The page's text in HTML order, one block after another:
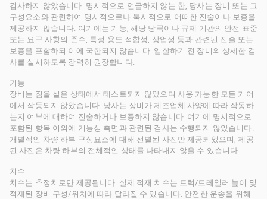
검사하지 않았습니다. 명시적으로 언급하지 않는 한, 당사는 장비 또는 그
구성요소와 관련하여 명시적으로나 묵시적으로 어떠한 진술이나 보증을
제공하지 않습니다. 여기에는 기능, 해당 당국이나 규제 기관의 안전 표준
또는 요구 사항의 준수, 특정 용도 적합성, 상업성 등과 관련된 진술 또는
보증을 포함하되 이에 국한되지 않습니다. 입찰하기 전 장비의 상세한 검
사를 실시하도록 강력히 권장합니다.
기능
장비는 짐을 실은 상태에서 테스트되지 않았으며 사용 가능한 모든 기어
에서 작동되지 않았습니다. 당사는 장비가 제조업체 사양에 따라 작동하
는지 여부에 대하여 진술하거나 보증하지 않습니다. 여기에 명시적으로
포함된 항목 이외에 기능성 측면과 관련된 검사는 수행되지 않았습니다.
개별적인 차량 하부 구성요소에 대해 선별된 사진만 제공되었으며, 제공
된 사진은 차량 하부의 전체적인 상태를 나타내지 않을 수 있습니다.
치수
치수는 추정치로만 제공됩니다. 실제 적재 치수는 트럭/트레일러 높이 및
적재된 장비 구성/위치에 따라 달라질 수 있습니다. 안전한 운송을 위해